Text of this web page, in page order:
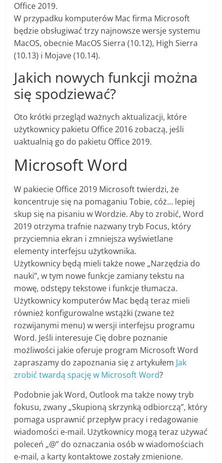
Office 2019.
W przypadku komputerów Mac firma Microsoft
będzie obsługiwać trzy najnowsze wersje systemu
MacOS, obecnie MacOS Sierra (10.12), High Sierra
(10.13) i Mojave (10.14).
Jakich nowych funkcji można
się spodziewać?
Oto krótki przegląd ważnych aktualizacji, które
użytkownicy pakietu Office 2016 zobaczą, jeśli
uaktualnią go do pakietu Office 2019.
Microsoft Word
W pakiecie Office 2019 Microsoft twierdzi, że
koncentruje się na pomaganiu Tobie, cóż… lepiej
skup się na pisaniu w Wordzie. Aby to zrobić, Word
2019 otrzyma trafnie nazwany tryb Focus, który
przyciemnia ekran i zmniejsza wyświetlane
elementy interfejsu użytkownika.
Użytkownicy będą mieli także nowe „Narzędzia do
nauki”, w tym nowe funkcje zamiany tekstu na
mowę, odstępy tekstowe i funkcje tłumacza.
Użytkownicy komputerów Mac będą teraz mieli
również konfigurowalne wstążki (zwane też
rozwijanymi menu) w wersji interfejsu programu
Word. Jeśli interesuje Cię dobre poznanie
możliwości jakie oferuje program Microsoft Word
zapraszamy do zapoznania się z artykułem Jak
zrobić twardą spację w Microsoft Word?
Podobnie jak Word, Outlook ma także nowy tryb
fokusu, zwany „Skupioną skrzynką odbiorczą”, który
pomaga usprawnić przepływ pracy i redagowanie
wiadomości e-mail. Użytkownicy mogą teraz używać
poleceń „@” do oznaczania osób w wiadomościach
e-mail, a karty kontaktowe zostały zmienione.